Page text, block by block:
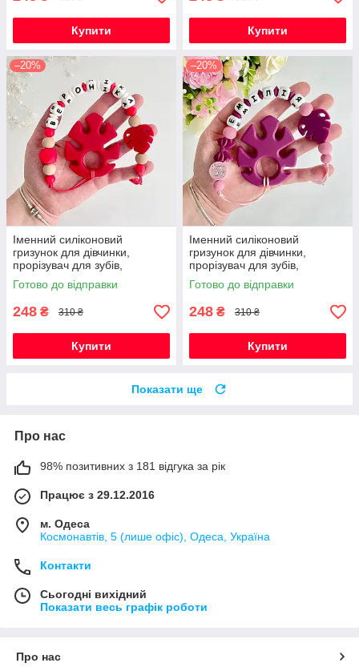
Купити Купити
–20%
Іменний силіконовий
гризунок для дівчинки,
прорізувач для зубів,
Монстера (червоний)
Готово до відправки
248 ₴ 310 ₴
Купити
–20%
Іменний силіконовий
гризунок для дівчинки,
прорізувач для зубів,
Монстера (винний)
Готово до відправки
248 ₴ 310 ₴
Купити
Показати ще
Про нас
98% позитивних з 181 відгука за рік
Працює з 29.12.2016
м. Одеса
Космонавтів, 5 (лише офіс), Одеса, Україна
Контакти
Сьогодні вихідний
Показати весь графік роботи
Про нас